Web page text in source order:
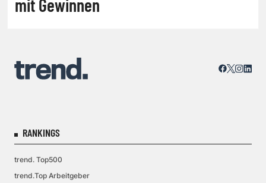
mit Gewinnen
RANKINGS
trend. Top500
trend.Top Arbeitgeber